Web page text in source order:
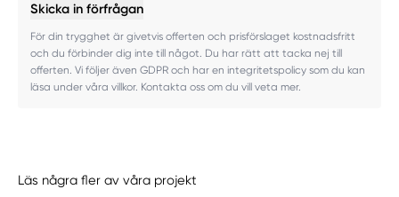
Skicka in förfrågan
För din trygghet är givetvis offerten och prisförslaget kostnadsfritt
och du förbinder dig inte till något. Du har rätt att tacka nej till
offerten. Vi följer även GDPR och har en integritetspolicy som du kan
läsa under våra villkor. Kontakta oss om du vill veta mer.
Läs några fler av våra projekt